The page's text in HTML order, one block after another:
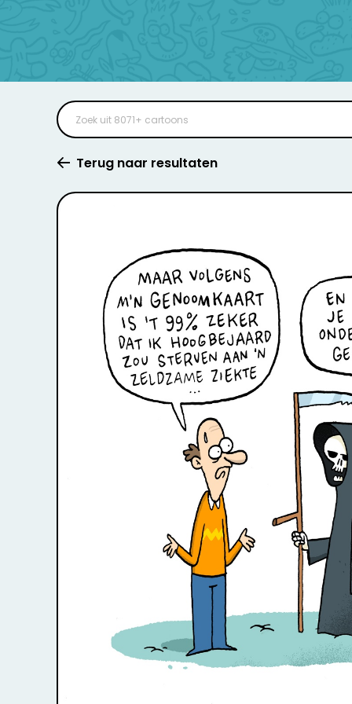
Terug naar resultaten